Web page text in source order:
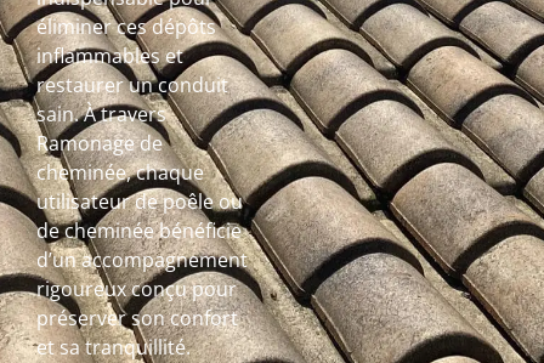
éliminer ces dépôts
inflammables et
restaurer un conduit
sain. À travers
Ramonage de
cheminée, chaque
utilisateur de poêle ou
de cheminée bénéficie
d’un accompagnement
rigoureux conçu pour
préserver son confort
et sa tranquillité.